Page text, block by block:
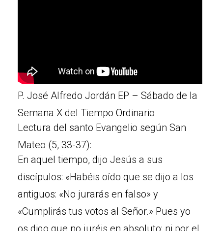
P. José Alfredo Jordán EP – Sábado de la
Semana X del Tiempo Ordinario
Lectura del santo Evangelio según San
Mateo (5, 33-37):
En aquel tiempo, dijo Jesús a sus
discípulos: «Habéis oído que se dijo a los
antiguos: «No jurarás en falso» y
«Cumplirás tus votos al Señor.» Pues yo
os digo que no juréis en absoluto: ni por el